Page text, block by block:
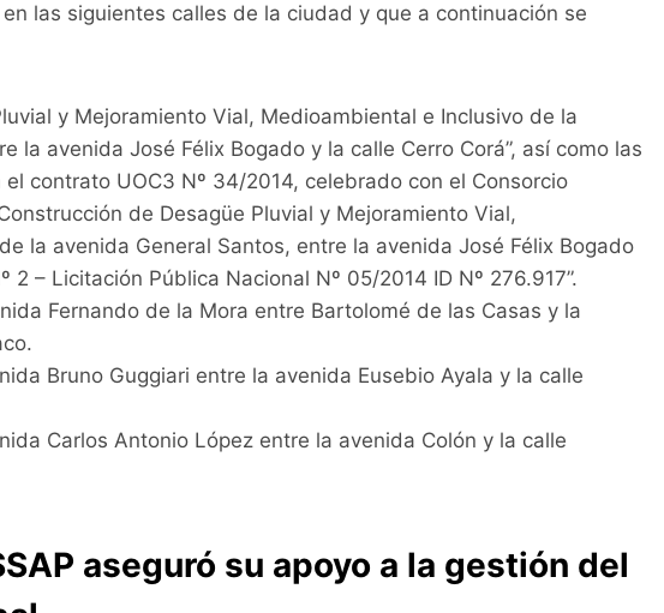
las siguientes calles de la ciudad y que a continuación se
y Mejoramiento Vial, Medioambiental e Inclusivo de la
la avenida José Félix Bogado y la calle Cerro Corá”, así como las
contrato UOC3 Nº 34/2014, celebrado con el Consorcio
de Desagüe Pluvial y Mejoramiento Vial,
la avenida General Santos, entre la avenida José Félix Bogado
2 – Licitación Pública Nacional Nº 05/2014 ID Nº 276.917”.
Fernando de la Mora entre Bartolomé de las Casas y la
Bruno Guggiari entre la avenida Eusebio Ayala y la calle
Carlos Antonio López entre la avenida Colón y la calle
aseguró su apoyo a la gestión del